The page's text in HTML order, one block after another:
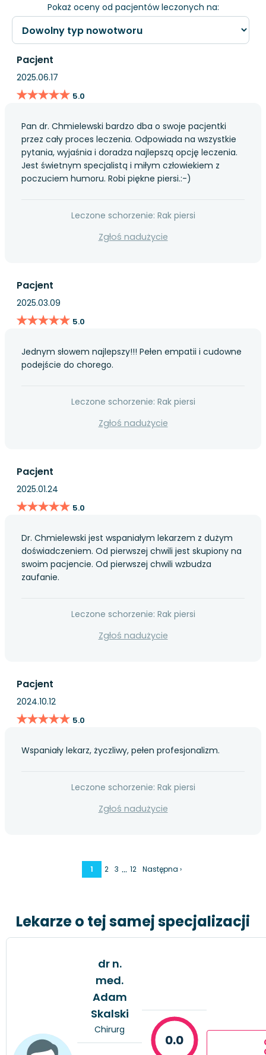
Pokaż oceny od pacjentów leczonych na:
Pacjent
2025.06.17
★★★★★
★★★★★ 5.0
Pan dr. Chmielewski bardzo dba o swoje pacjentki
przez cały proces leczenia. Odpowiada na wszystkie
pytania, wyjaśnia i doradza najlepszą opcję leczenia.
Jest świetnym specjalistą i miłym człowiekiem z
poczuciem humoru. Robi piękne piersi.:-)
Leczone schorzenie: Rak piersi
Zgłoś nadużycie
Pacjent
2025.03.09
★★★★★
★★★★★ 5.0
Jednym słowem najlepszy!!! Pełen empatii i cudowne
podejście do chorego.
Leczone schorzenie: Rak piersi
Zgłoś nadużycie
Pacjent
2025.01.24
★★★★★
★★★★★ 5.0
Dr. Chmielewski jest wspaniałym lekarzem z dużym
doświadczeniem. Od pierwszej chwili jest skupiony na
swoim pacjencie. Od pierwszej chwili wzbudza
zaufanie.
Leczone schorzenie: Rak piersi
Zgłoś nadużycie
Pacjent
2024.10.12
★★★★★
★★★★★ 5.0
Wspaniały lekarz, życzliwy, pełen profesjonalizm.
Leczone schorzenie: Rak piersi
Zgłoś nadużycie
1 2 3 … 12 Następna ›
Lekarze o tej samej specjalizacji
dr n.
med.
Adam
Skalski
Chirurg
0.0